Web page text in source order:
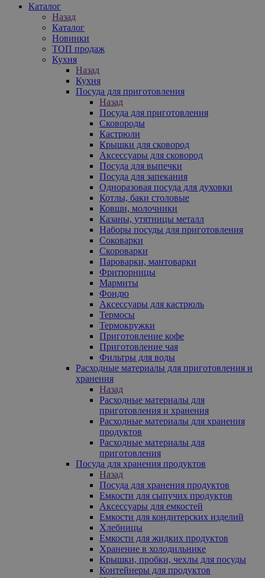
Каталог
Назад
Каталог
Новинки
ТОП продаж
Кухня
Назад
Кухня
Посуда для приготовления
Назад
Посуда для приготовления
Сковороды
Кастрюли
Крышки для сковород
Аксессуары для сковород
Посуда для выпечки
Посуда для запекания
Одноразовая посуда для духовки
Котлы, баки столовые
Ковши, молочники
Казаны, утятницы металл
Наборы посуды для приготовления
Соковарки
Скороварки
Пароварки, мантоварки
Фритюрницы
Мармиты
Фондю
Аксессуары для кастрюль
Термосы
Термокружки
Приготовление кофе
Приготовление чая
Фильтры для воды
Расходные материалы для приготовления и
хранения
Назад
Расходные материалы для
приготовления и хранения
Расходные материалы для хранения
продуктов
Расходные материалы для
приготовления
Посуда для хранения продуктов
Назад
Посуда для хранения продуктов
Емкости для сыпучих продуктов
Аксессуары для емкостей
Емкости для кондитерских изделий
Хлебницы
Емкости для жидких продуктов
Хранение в холодильнике
Крышки, пробки, чехлы для посуды
Контейнеры для продуктов